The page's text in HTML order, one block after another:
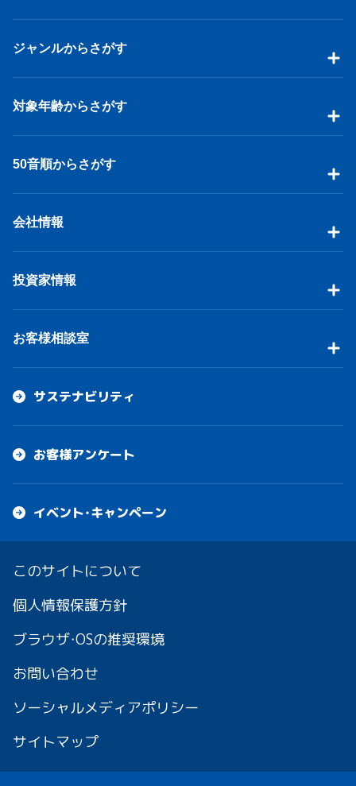
ジャンルからさがす
対象年齢からさがす
50音順からさがす
会社情報
投資家情報
お客様相談室
サステナビリティ
お客様アンケート
イベント・キャンペーン
このサイトについて
個人情報保護方針
ブラウザ・OSの推奨環境
お問い合わせ
ソーシャルメディアポリシー
サイトマップ